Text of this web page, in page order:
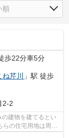
歩22分車5分
ね芹川
」駅 徒歩
2-2
建物を建てるとい
らの住宅用地は周囲